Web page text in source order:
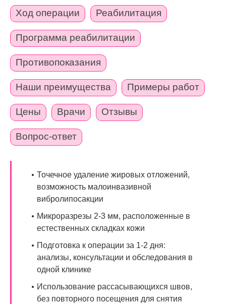
Ход операции Реабилитация
Программа реабилитации
Противопоказания
Наши преимущества Примеры работ
Цены Врачи Отзывы
Вопрос-ответ
Точечное удаление жировых отложений,
возможность малоинвазивной
вибролипосакции
Микроразрезы 2-3 мм, расположенные в
естественных складках кожи
Подготовка к операции за 1-2 дня:
анализы, консультации и обследования в
одной клинике
Использование рассасывающихся швов,
без повторного посещения для снятия